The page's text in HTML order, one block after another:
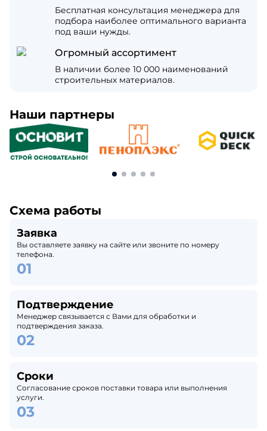
Бесплатная консультация менеджера для
подбора наиболее оптимального варианта
под ваши нужды.
Огромный ассортимент
В наличии более 10 000 наименований
строительных материалов.
Наши партнеры
Схема работы
Заявка
Вы оставляете заявку на сайте или звоните по номеру
телефона.
Подтверждение
Менеджер связывается с Вами для обработки и
подтверждения заказа.
Сроки
Согласование сроков поставки товара или выполнения
услуги.